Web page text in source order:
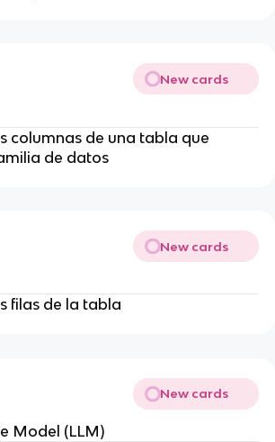
New cards
columnas de una tabla que
de datos
New cards
filas de la tabla
New cards
Model (LLM)